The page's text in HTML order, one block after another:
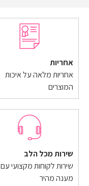
אחריות
אחריות מלאה על איכות
המוצרים
שירות מכל הלב
שירות לקוחות מקצועי עם
מענה מהיר